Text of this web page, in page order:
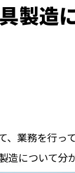
製造
業務を行って
について分